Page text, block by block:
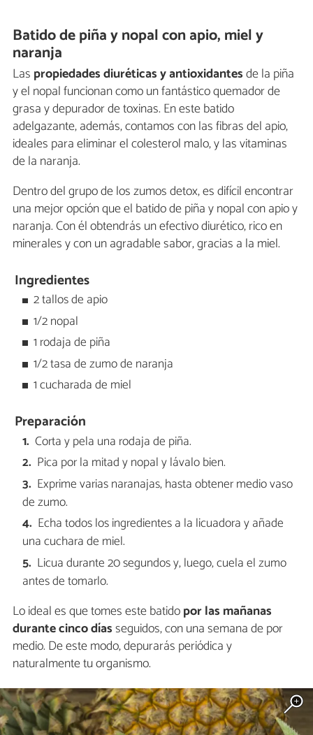
Batido de piña y nopal con apio, miel y
naranja
Las propiedades diuréticas y antioxidantesde la piña
y el nopal funcionan como un fantástico quemador de
grasa y depurador de toxinas. En este batido
adelgazante, además, contamos con las fibras del apio,
ideales para eliminar el colesterol malo, y las vitaminas
de la naranja.
Dentro del grupo de los zumos detox, es difícil encontrar
una mejor opción que el batido de piña y nopal con apio y
naranja. Con él obtendrás un efectivo diurético, rico en
minerales y con un agradable sabor, gracias a la miel.
Ingredientes
2 tallos de apio
1/2 nopal
1 rodaja de piña
1/2 tasa de zumo de naranja
1 cucharada de miel
Preparación
Corta y pela una rodaja de piña.
Pica por la mitad y nopal y lávalo bien.
Exprime varias naranajas, hasta obtener medio vaso
de zumo.
Echa todos los ingredientes a la licuadora y añade
una cuchara de miel.
Licua durante 20 segundos y, luego, cuela el zumo
antes de tomarlo.
Lo ideal es que tomes este batidopor las mañanas
durante cinco díasseguidos, con una semana de por
medio. De este modo, depurarás periódica y
naturalmente tu organismo.